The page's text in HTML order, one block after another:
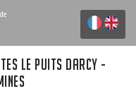
LE PUITS DARCY -